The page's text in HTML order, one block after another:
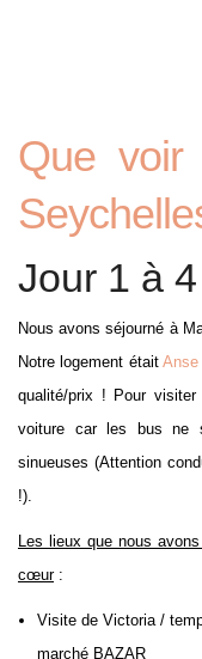
Que
Jour 1 à
Nous avons séjourné à
Notre logement était
qualité/prix ! Pour visiter
voiture car les bus ne
sinueuses (Attention
!).
Les lieux que nous
cœur:
Visite de Victoria /
marché BAZAR